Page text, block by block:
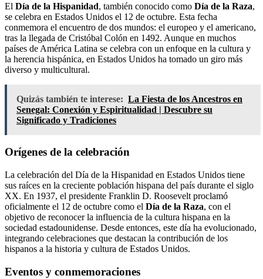
El Día de la Hispanidad, también conocido como Día de la Raza,
se celebra en Estados Unidos el 12 de octubre. Esta fecha
conmemora el encuentro de dos mundos: el europeo y el americano,
tras la llegada de Cristóbal Colón en 1492. Aunque en muchos
países de América Latina se celebra con un enfoque en la cultura y
la herencia hispánica, en Estados Unidos ha tomado un giro más
diverso y multicultural.
Quizás también te interese: La Fiesta de los Ancestros en
Senegal: Conexión y Espiritualidad | Descubre su
Significado y Tradiciones
Orígenes de la celebración
La celebración del Día de la Hispanidad en Estados Unidos tiene
sus raíces en la creciente población hispana del país durante el siglo
XX. En 1937, el presidente Franklin D. Roosevelt proclamó
oficialmente el 12 de octubre como el Día de la Raza, con el
objetivo de reconocer la influencia de la cultura hispana en la
sociedad estadounidense. Desde entonces, este día ha evolucionado,
integrando celebraciones que destacan la contribución de los
hispanos a la historia y cultura de Estados Unidos.
Eventos y conmemoraciones